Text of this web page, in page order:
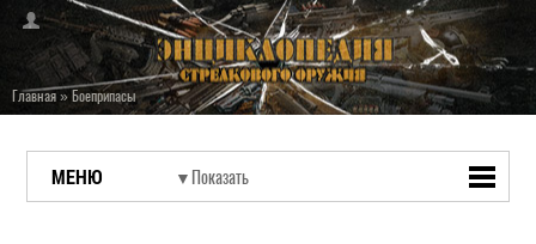
Главная»Боеприпасы
МЕНЮ